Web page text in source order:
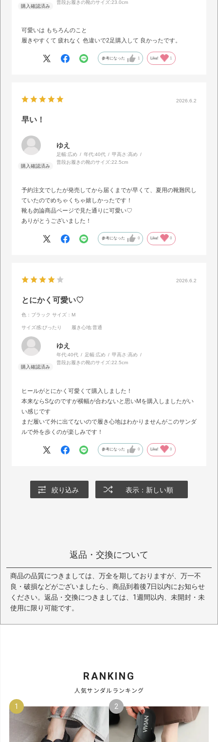
普段お履きの靴のサイズ:23.0cm
可愛いは もちろんのこと
履きやすくて 疲れなく 色違いで2足購入して 良かったです。
参考になった 1 Like! 1
2026.6.2
早い！
ゆえ
足幅:広め 年代:40代 甲高さ:高め
普段お履きの靴のサイズ:22.5cm
予約注文でしたが発売してから届くまでが早くて、夏用の靴難民し
ていたのでめちゃくちゃ嬉しかったです！
靴も勿論商品ページで見た通りに可愛い♡
ありがとうございました！
参考になった 0 Like! 0
2026.6.2
とにかく可愛い♡
色：ブラック サイズ：M
サイズ感:ぴったり 履き心地:普通
ゆえ
年代:40代 足幅: 広め 甲高さ:高め
普段お履きの靴のサイズ:22.5cm
ヒールがとにかく可愛くて購入しました！
本来ならSなのですが横幅が合わないと思いMを購入しましたがい
い感じです
まだ履いて外に出てないので履き心地はわかりませんがこのサンダ
ルで外を歩くのが楽しみです！
参考になった 0 Like! 0
絞り込み 表示：新しい順
返品・交換について
商品の品質につきましては、万全を期しておりますが、万一不
良・破損などがございましたら、商品到着後7日以内にお知らせ
ください。返品・交換につきましては、1週間以内、未開封・未
使用に限り可能です。
RANKING
人気サンダルランキング